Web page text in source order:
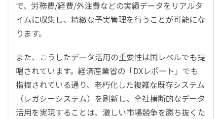
で、労務費/経費/外注費などの実績データをリアルタ
イムに収集し、精緻な予実管理を行うことが可能にな
ります。
また、こうしたデータ活用の重要性は国レベルでも提
唱されています。経済産業省の「DXレポート」でも
指摘されている通り、老朽化した複雑な既存システム
（レガシーシステム）を刷新し、全社横断的なデータ
活用を実現することは、激しい市場競争を勝ち抜くた